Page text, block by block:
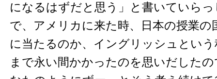
になるはずだと思う」と書いていら
で、アメリカに来た時、日本の授業の
に当たるのか、イングリッシュとい
まで永い間かかったのを思いだした